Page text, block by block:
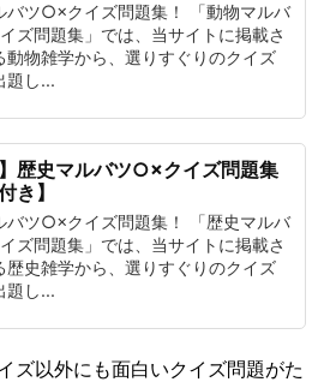
バツ○×クイズ問題集！ 「動物マルバ
ズ問題集」では、当サイトに掲載さ
動物雑学から、選りすぐりのクイズ
題し...
】歴史マルバツ○×クイズ問題集
き】
バツ○×クイズ問題集！ 「歴史マルバ
ズ問題集」では、当サイトに掲載さ
歴史雑学から、選りすぐりのクイズ
題し...
ズ以外にも面白いクイズ問題がた